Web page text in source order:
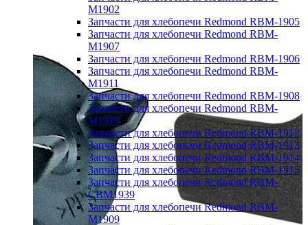
M1902
Запчасти для хлебопечи Redmond RBM-1905
Запчасти для хлебопечи Redmond RBM-
M1907
Запчасти для хлебопечи Redmond RBM-1906
Запчасти для хлебопечи Redmond RBM-
M1911
Запчасти для хлебопечи Redmond RBM-1908
Запчасти для хлебопечи Redmond RBM-
M1919
Запчасти для хлебопечи Redmond RBM-1912
Запчасти для хлебопечи Redmond RBM-1913
Запчасти для хлебопечи Redmond RBM-1914
Запчасти для хлебопечи Redmond RBM-1915
Запчасти для хлебопечи Redmond RBM-
CBM1939
Запчасти для хлебопечи Redmond RBM-
M1909